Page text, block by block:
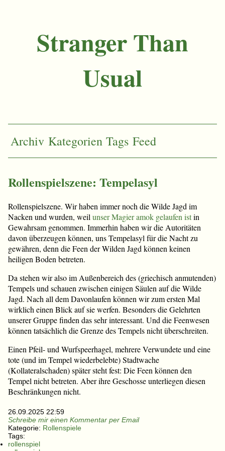
Stranger Than
Usual
Archiv Kategorien Tags Feed
Rollenspielszene: Tempelasyl
Rollenspielszene. Wir haben immer noch die Wilde Jagd im
Nacken und wurden, weil unser Magier amok gelaufen istin
Gewahrsam genommen. Immerhin haben wir die Autoritäten
davon überzeugen können, uns Tempelasyl für die Nacht zu
gewähren, denn die Feen der Wilden Jagd können keinen
heiligen Boden betreten.
Da stehen wir also im Außenbereich des (griechisch anmutenden)
Tempels und schauen zwischen einigen Säulen auf die Wilde
Jagd. Nach all dem Davonlaufen können wir zum ersten Mal
wirklich einen Blick auf sie werfen. Besonders die Gelehrten
unserer Gruppe finden das sehr interessant. Und die Feenwesen
können tatsächlich die Grenze des Tempels nicht überschreiten.
Einen Pfeil- und Wurfspeerhagel, mehrere Verwundete und eine
tote (und im Tempel wiederbelebte) Stadtwache
(Kollateralschaden) später steht fest: Die Feen können den
Tempel nicht betreten. Aber ihre Geschosse unterliegen diesen
Beschränkungen nicht.
26.09.2025 22:59
Schreibe mir einen Kommentar per Email
Kategorie: Rollenspiele
Tags:
rollenspiel